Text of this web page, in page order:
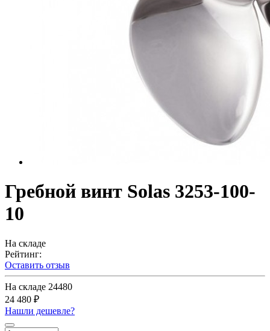
Гребной винт Solas 3253-100-
10
На складе
Рейтинг:
Оставить отзыв
На складе 24480
24 480 ₽
Нашли дешевле?